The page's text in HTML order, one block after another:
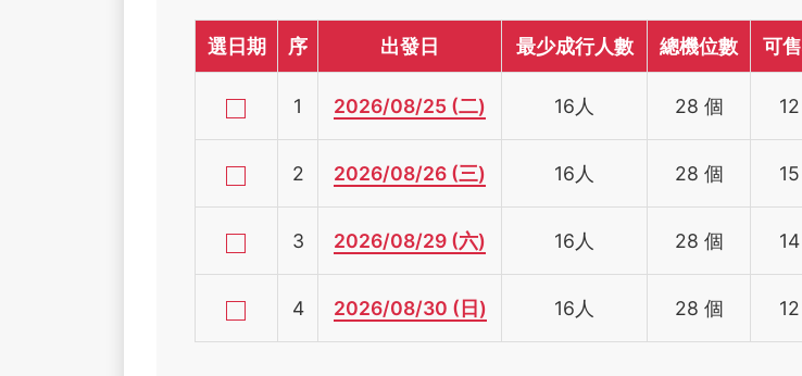
選日期 序 出發日 最少成行人數 總機位數 可
1 2026/08/25 (二) 16人 28 個
2 2026/08/26 (三) 16人 28 個
3 2026/08/29 (六) 16人 28 個
4 2026/08/30 (日) 16人 28 個